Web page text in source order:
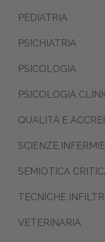
PEDIATRIA
PSICHIATRIA
PSICOLOGIA
PSICOLOGIA
QUALITÀ E
SCIENZE
SEMIOTICA
TECNICHE
VETERINARIA